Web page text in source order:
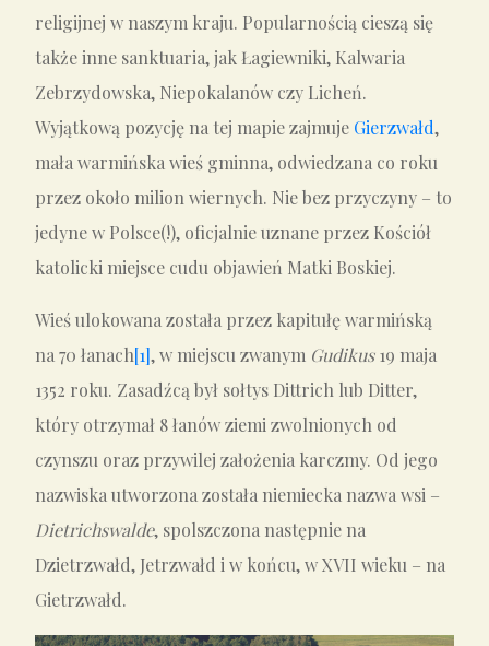
religijnej w naszym kraju. Popularnością cieszą się
także inne sanktuaria, jak Łagiewniki, Kalwaria
Zebrzydowska, Niepokalanów czy Licheń.
Wyjątkową pozycję na tej mapie zajmuje Gierzwałd,
mała warmińska wieś gminna, odwiedzana co roku
przez około milion wiernych. Nie bez przyczyny – to
jedyne w Polsce(!), oficjalnie uznane przez Kościół
katolicki miejsce cudu objawień Matki Boskiej.
Wieś ulokowana została przez kapitułę warmińską
na 70 łanach[1], w miejscu zwanym Gudikus19 maja
1352 roku. Zasadźcą był sołtys Dittrich lub Ditter,
który otrzymał 8 łanów ziemi zwolnionych od
czynszu oraz przywilej założenia karczmy. Od jego
nazwiska utworzona została niemiecka nazwa wsi –
Dietrichswalde, spolszczona następnie na
Dzietrzwałd, Jetrzwałd i w końcu, w XVII wieku – na
Gietrzwałd.